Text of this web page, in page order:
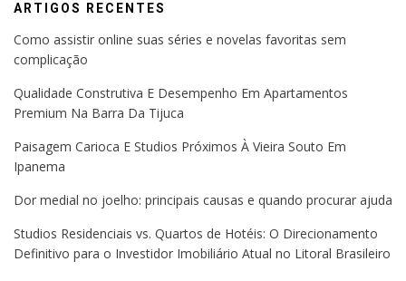
ARTIGOS RECENTES
Como assistir online suas séries e novelas favoritas sem
complicação
Qualidade Construtiva E Desempenho Em Apartamentos
Premium Na Barra Da Tijuca
Paisagem Carioca E Studios Próximos À Vieira Souto Em
Ipanema
Dor medial no joelho: principais causas e quando procurar ajuda
Studios Residenciais vs. Quartos de Hotéis: O Direcionamento
Definitivo para o Investidor Imobiliário Atual no Litoral Brasileiro